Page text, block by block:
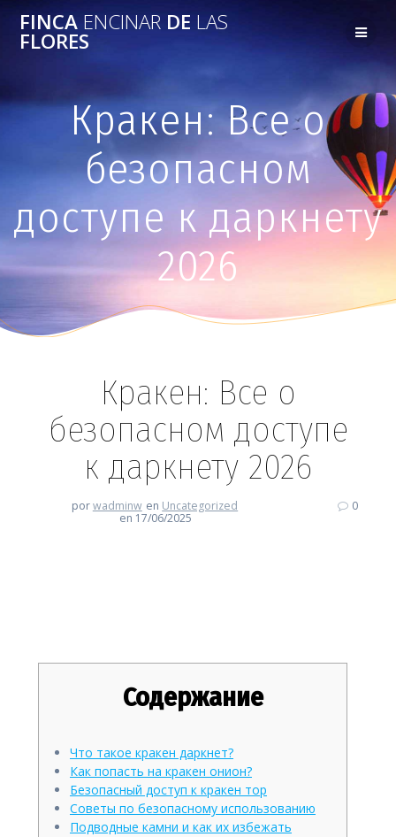
FINCAENCINAR DE LAS
FLORES
Кракен: Все о
безопасном
доступе к даркнету
2026
Кракен: Все о
безопасном доступе
к даркнету 2026
porwadminw en Uncategorized
en 17/06/2025
0
Содержание
Что такое кракен даркнет?
Как попасть на кракен онион?
Безопасный доступ к кракен тор
Советы по безопасному использованию
Подводные камни и как их избежать